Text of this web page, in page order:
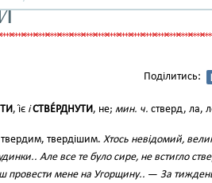
Поділитись:
, і́є і СТВЕ́РДНУТИ, не; мин. ч. стверд, ла,
твердим, твердішим. Хтось невідомий,
Але все те було сире, не встигло
провести мене на Угорщину.. — За